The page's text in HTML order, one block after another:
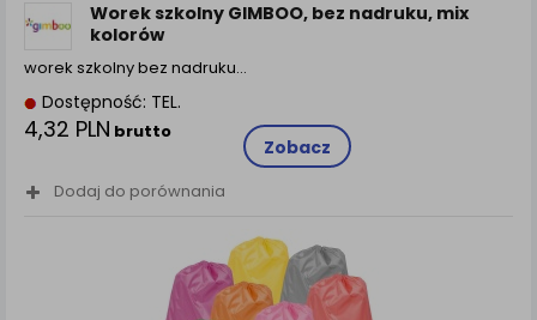
Worek szkolny GIMBOO, bez nadruku, mix
kolorów
worek szkolny bez nadruku...
Dostępność: TEL.
4,32 PLN brutto
Zobacz
Dodaj do porównania